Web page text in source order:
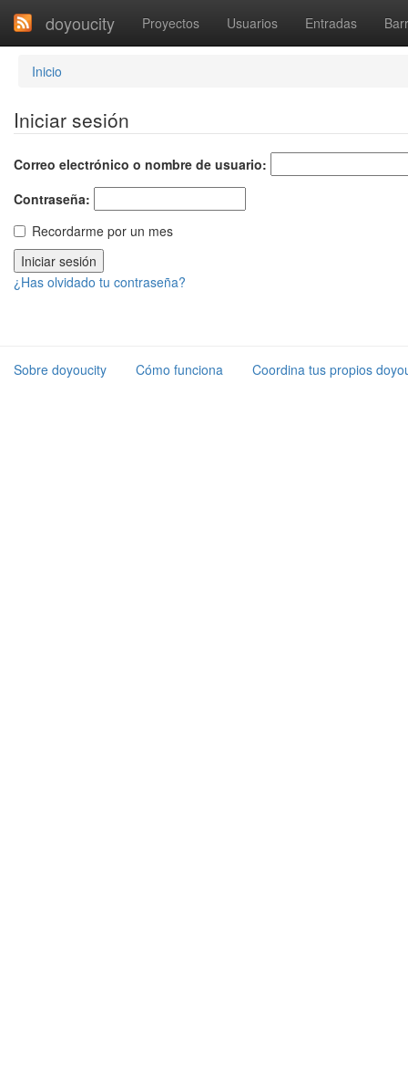
doyoucity Proyectos Usuarios Entradas
Inicio
Iniciar sesión
Correo electrónico o nombre de usuario:
Contraseña:
Recordarme por un mes
¿Has olvidado tu contraseña?
Sobre doyoucity Cómo funciona Coordina tus propios